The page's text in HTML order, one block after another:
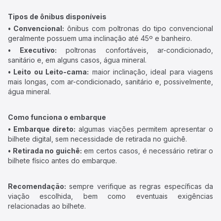
Tipos de ônibus disponíveis
• Convencional: ônibus com poltronas do tipo convencional
geralmente possuem uma inclinação até 45º e banheiro.
• Executivo: poltronas confortáveis, ar-condicionado,
sanitário e, em alguns casos, água mineral.
• Leito ou Leito-cama: maior inclinação, ideal para viagens
mais longas, com ar-condicionado, sanitário e, possivelmente,
água mineral.
Como funciona o embarque
• Embarque direto: algumas viações permitem apresentar o
bilhete digital, sem necessidade de retirada no guichê.
• Retirada no guichê: em certos casos, é necessário retirar o
bilhete físico antes do embarque.
Recomendação: sempre verifique as regras específicas da
viação escolhida, bem como eventuais exigências
relacionadas ao bilhete.